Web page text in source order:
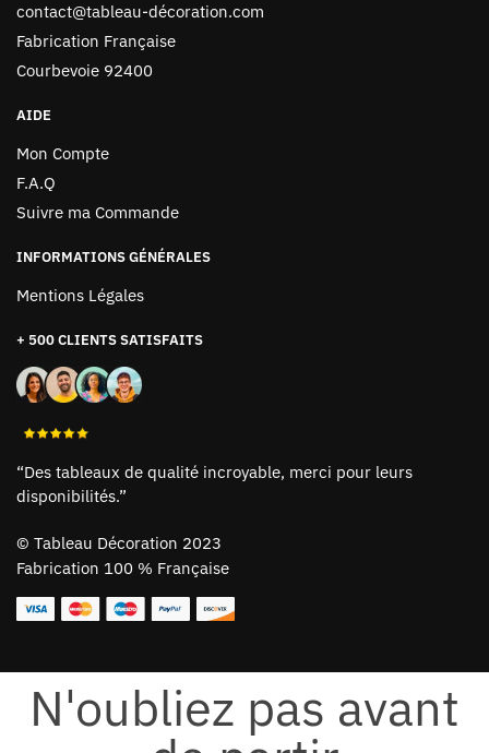
contact@tableau-décoration.com
Fabrication Française
Courbevoie 92400
AIDE
Mon Compte
F.A.Q
Suivre ma Commande
INFORMATIONS GÉNÉRALES
Mentions Légales
+ 500 CLIENTS SATISFAITS
“Des tableaux de qualité incroyable, merci pour leurs
disponibilités.”
© Tableau Décoration 2023
Fabrication 100 % Française
N'oubliez pas avant